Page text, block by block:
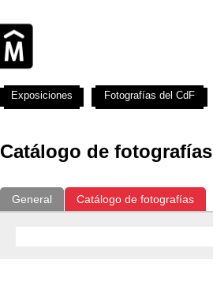
Catálogo de fotografías
General Catálogo de fotografías
Exposiciones Fotografías del CdF